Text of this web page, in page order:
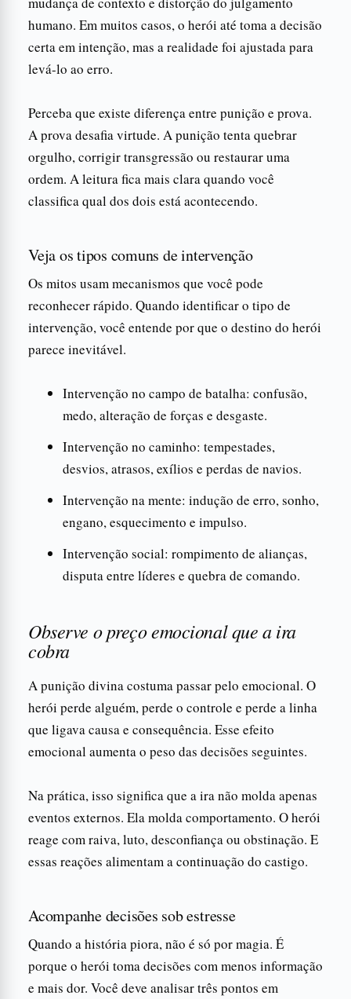
humano. Em muitos casos, o herói até toma a decisão
certa em intenção, mas a realidade foi ajustada para
levá-lo ao erro.
Perceba que existe diferença entre punição e prova.
A prova desafia virtude. A punição tenta quebrar
orgulho, corrigir transgressão ou restaurar uma
ordem. A leitura fica mais clara quando você
classifica qual dos dois está acontecendo.
Veja os tipos comuns de intervenção
Os mitos usam mecanismos que você pode
reconhecer rápido. Quando identificar o tipo de
intervenção, você entende por que o destino do herói
parece inevitável.
Intervenção no campo de batalha: confusão,
medo, alteração de forças e desgaste.
Intervenção no caminho: tempestades,
desvios, atrasos, exílios e perdas de navios.
Intervenção na mente: indução de erro, sonho,
engano, esquecimento e impulso.
Intervenção social: rompimento de alianças,
disputa entre líderes e quebra de comando.
Observe o preço emocional que a ira
cobra
A punição divina costuma passar pelo emocional. O
herói perde alguém, perde o controle e perde a linha
que ligava causa e consequência. Esse efeito
emocional aumenta o peso das decisões seguintes.
Na prática, isso significa que a ira não molda apenas
eventos externos. Ela molda comportamento. O herói
reage com raiva, luto, desconfiança ou obstinação. E
essas reações alimentam a continuação do castigo.
Acompanhe decisões sob estresse
Quando a história piora, não é só por magia. É
porque o herói toma decisões com menos informação
e mais dor. Você deve analisar três pontos em